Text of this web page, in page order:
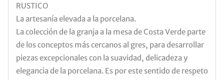
RUSTICO
La artesanía elevada a la porcelana.
La colección de la granja a la mesa de Costa Verde parte
de los conceptos más cercanos al gres, para desarrollar
piezas excepcionales con la suavidad, delicadeza y
elegancia de la porcelana. Es por este sentido de respeto